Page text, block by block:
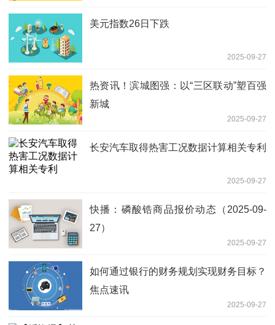
美元指数26日下跌
2025-09-27
热资讯！滨城图强：以“三区联动”塑百强
新城
2025-09-27
长安汽车取得热害工况数据计算相关专利
2025-09-27
快播：磷酸锆商品报价动态（2025-09-
27）
2025-09-27
如何通过银行的财务规划实现财务目标？
焦点速讯
2025-09-27